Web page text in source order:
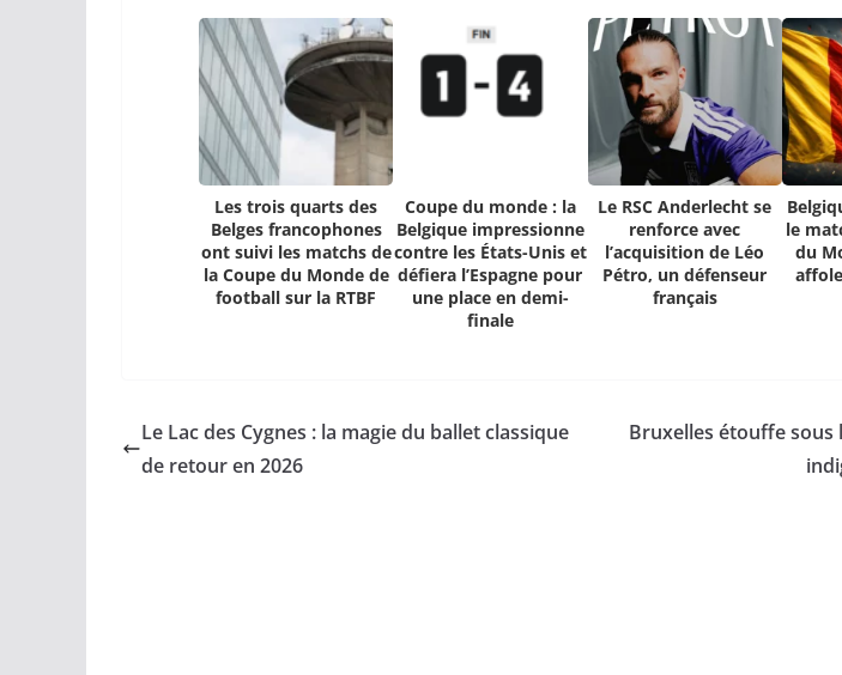
Les trois quarts des
Belges francophones
ont suivi les matchs de
la Coupe du Monde de
football sur la RTBF
Coupe du monde : la
Belgique impressionne
contre les États-Unis et
défiera l’Espagne pour
une place en demi-
finale
Le RSC Anderlecht se
renforce avec
l’acquisition de Léo
Pétro, un défenseur
français
le
du
Le Lac des Cygnes : la magie du ballet classique
de retour en 2026
Bruxelles étouffe sous